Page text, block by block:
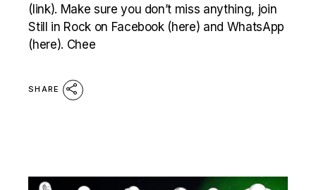
(link). Make sure you don’t miss anything, join
Still in Rock on Facebook (here) and WhatsApp
(here). Chee
SHARE